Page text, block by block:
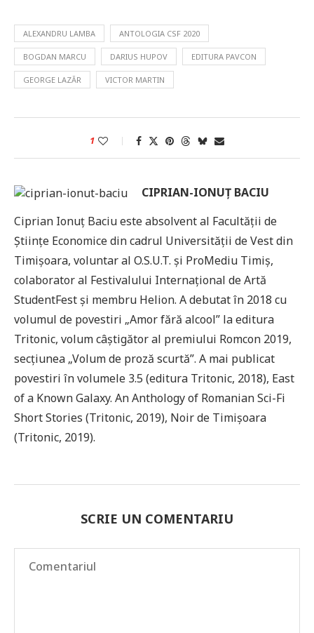
ALEXANDRU LAMBA ANTOLOGIA CSF 2020
BOGDAN MARCU DARIUS HUPOV EDITURA PAVCON
GEORGE LAZĂR VICTOR MARTIN
1
CIPRIAN-IONUȚ BACIU
Ciprian Ionuț Baciu este absolvent al Facultății de
Științe Economice din cadrul Universității de Vest din
Timișoara, voluntar al O.S.U.T. și ProMediu Timiș,
colaborator al Festivalului Internațional de Artă
StudentFest și membru Helion. A debutat în 2018 cu
volumul de povestiri „Amor fără alcool” la editura
Tritonic, volum câștigător al premiului Romcon 2019,
secțiunea „Volum de proză scurtă”. A mai publicat
povestiri în volumele 3.5 (editura Tritonic, 2018), East
of a Known Galaxy. An Anthology of Romanian Sci-Fi
Short Stories (Tritonic, 2019), Noir de Timișoara
(Tritonic, 2019).
SCRIE UN COMENTARIU